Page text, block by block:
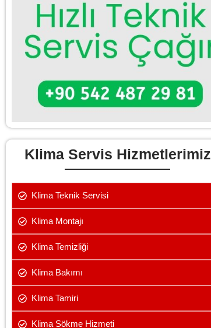
Klima Servis Hizmetlerimiz
Klima Teknik Servisi
Klima Montajı
Klima Temizliği
Klima Bakımı
Klima Tamiri
Klima Sökme Hizmeti